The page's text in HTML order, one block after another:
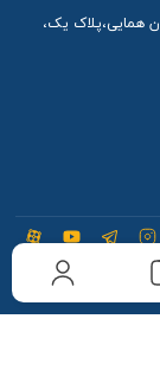
همایی،پلاک یک،